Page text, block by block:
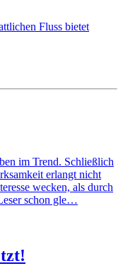
Fluss bietet
im Trend. Schließlich
erlangt nicht
wecken, als durch
schon gle…